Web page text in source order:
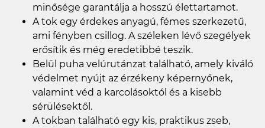
minősége garantálja a hosszú élettartamot.
A tok egy érdekes anyagú, fémes szerkezetű,
ami fényben csillog. A széleken lévő szegélyek
erősítik és még eredetibbé teszik.
Belül puha velúrutánzat található, amely kiváló
védelmet nyújt az érzékeny képernyőnek,
valamint véd a karcolásoktól és a kisebb
sérülésektől.
A tokban található egy kis, praktikus zseb,